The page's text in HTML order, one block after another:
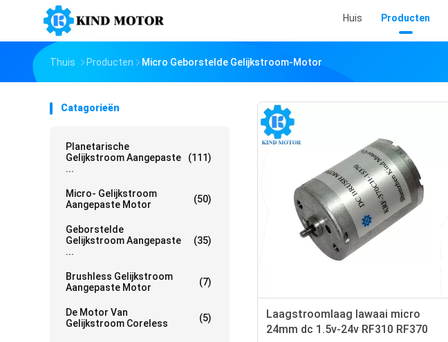
Huis Producten
Thuis Producten Micro Geborstelde Gelijkstroom-Motor
Catagorieën
Planetarische
Gelijkstroom Aangepaste
...
(111)
Micro- Gelijkstroom
Aangepaste Motor
(50)
Geborstelde
Gelijkstroom Aangepaste
...
(35)
Brushless Gelijkstroom
Aangepaste Motor
(7)
De Motor Van
Gelijkstroom Coreless
(5)
Laagstroomlaag lawaai micro
24mm dc 1.5v-24v RF310 RF370